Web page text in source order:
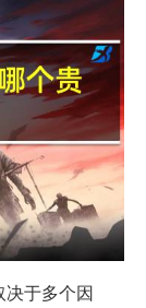
于多个因